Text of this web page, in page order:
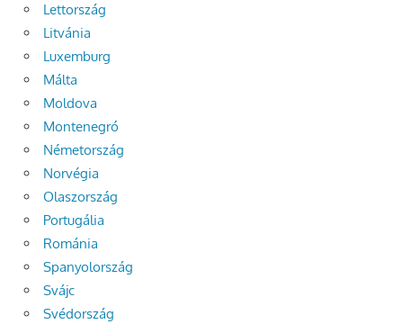
Lettország
Litvánia
Luxemburg
Málta
Moldova
Montenegró
Németország
Norvégia
Olaszország
Portugália
Románia
Spanyolország
Svájc
Svédország